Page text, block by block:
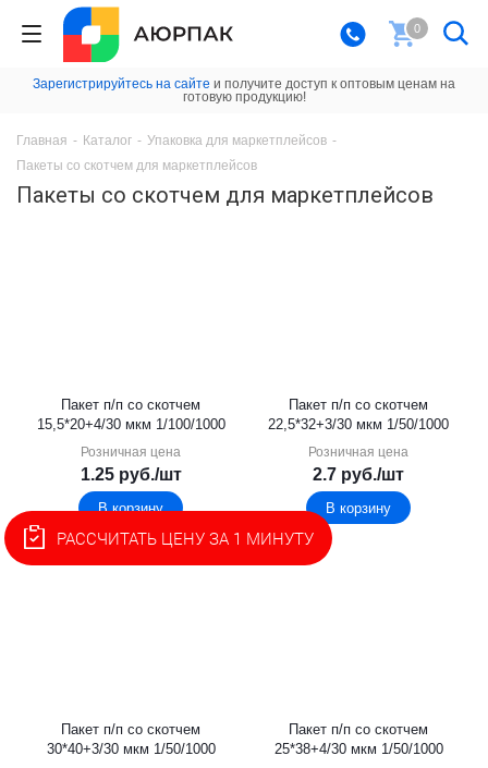
0
Зарегистрируйтесь на сайте и получите доступ к оптовым ценам на
готовую продукцию!
Главная - Каталог - Упаковка для маркетплейсов -
Пакеты со скотчем для маркетплейсов
Пакеты со скотчем для маркетплейсов
Пакет п/п со скотчем
15,5*20+4/30 мкм 1/100/1000
Розничная цена
1.25руб./шт
В корзину
Пакет п/п со скотчем
22,5*32+3/30 мкм 1/50/1000
Розничная цена
2.7 руб./шт
В корзину
Пакет п/п со скотчем
30*40+3/30 мкм 1/50/1000
Пакет п/п со скотчем
25*38+4/30 мкм 1/50/1000
РАССЧИТАТЬ ЦЕНУ ЗА 1 МИНУТУ